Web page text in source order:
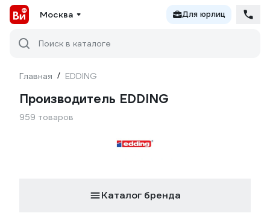
Москва Для юрлиц
Поиск в каталоге
Главная / EDDING
Производитель EDDING
959 товаров
Каталог бренда